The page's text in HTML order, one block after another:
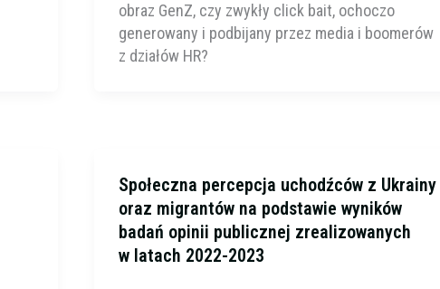
obraz GenZ, czy zwykły click bait, ochoczo
generowany i podbijany przez media i boomerów
z działów HR?
Społeczna percepcja uchodźców z Ukrainy
oraz migrantów na podstawie wyników
badań opinii publicznej zrealizowanych
w latach 2022-2023